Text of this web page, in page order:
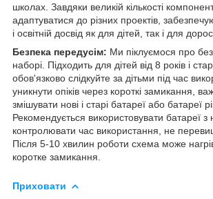
школах. Завдяки великій кількості
адаптуватися до різних проектів,
і освітній досвід як для дітей, так і для
Безпека передусім: Ми піклуємося про
наборі. Підходить для дітей від 8 років і
обов'язково слідкуйте за дітьми під час
уникнути опіків через короткі замикання,
змішувати нові і старі батареї або батареї
Рекомендується використовувати батареї з
контролювати час використання, не
Після 5-10 хвилин роботи схема може
коротке замикання.
Приховати